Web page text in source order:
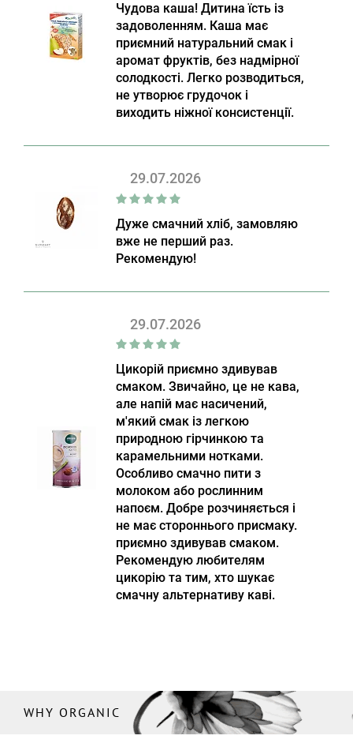
Чудова каша! Дитина їсть із
задоволенням. Каша має
приємний натуральний смак і
аромат фруктів, без надмірної
солодкості. Легко розводиться,
не утворює грудочок і
виходить ніжної консистенції.
29.07.2026
Дуже смачний хліб, замовляю
вже не перший раз.
Рекомендую!
29.07.2026
Цикорій приємно здивував
смаком. Звичайно, це не кава,
але напій має насичений,
м'який смак із легкою
природною гірчинкою та
карамельними нотками.
Особливо смачно пити з
молоком або рослинним
напоєм. Добре розчиняється і
не має стороннього присмаку.
приємно здивував смаком.
Рекомендую любителям
цикорію та тим, хто шукає
смачну альтернативу каві.
WHY ORGANIC